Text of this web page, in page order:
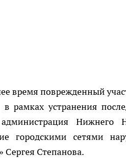
время поврежденный
в рамках устранения
городскими сетями
Сергея Степанова.